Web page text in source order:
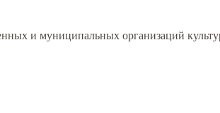
и муниципальных организаций